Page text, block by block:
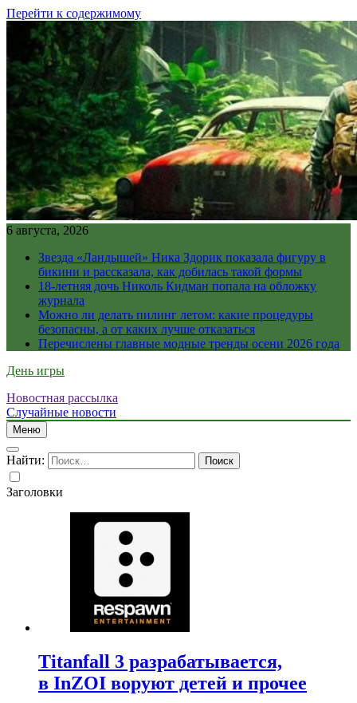
Перейти к содержимому
6 августа, 2026
Звезда «Ландышей» Ника Здорик показала фигуру в
бикини и рассказала, как добилась такой формы
18-летняя дочь Николь Кидман попала на обложку
журнала
Можно ли делать пилинг летом: какие процедуры
безопасны, а от каких лучше отказаться
Перечислены главные модные тренды осени 2026 года
День игры
Новостная рассылка
Случайные новости
Меню
Найти:
Заголовки
Titanfall 3 разрабатывается,
в InZOI воруют детей и прочее